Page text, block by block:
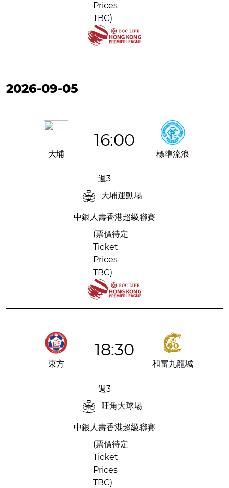
Prices
TBC)
2026-09-05
16:00
大埔 標準流浪
週3
大埔運動場
中銀人壽香港超級聯賽
(票價待定
Ticket
Prices
TBC)
18:30
東方 和富九龍城
週3
旺角大球場
中銀人壽香港超級聯賽
(票價待定
Ticket
Prices
TBC)